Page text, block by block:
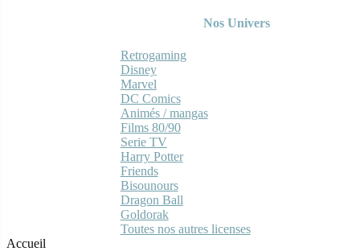
Nos Univers
Retrogaming
Disney
Marvel
DC Comics
Animés / mangas
Films 80/90
Serie TV
Harry Potter
Friends
Bisounours
Dragon Ball
Goldorak
Toutes nos autres licenses
Accueil